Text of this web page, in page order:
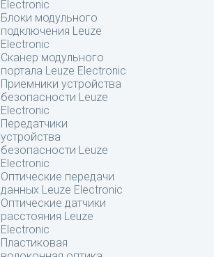
Electronic
Блоки модульного
подключения Leuze
Electronic
Сканер модульного
портала Leuze Electronic
Приемники устройства
безопасности Leuze
Electronic
Передатчики
устройства
безопасности Leuze
Electronic
Оптические передачи
данных Leuze Electronic
Оптические датчики
расстояния Leuze
Electronic
Пластиковая